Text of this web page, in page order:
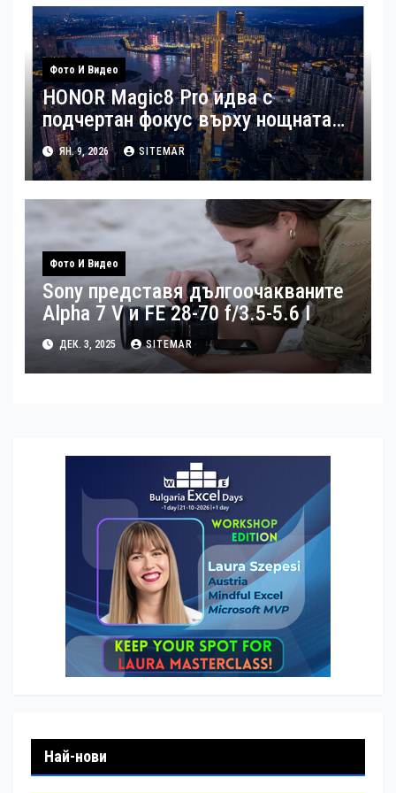
Фото И Видео
HONOR Magic8 Pro идва с
подчертан фокус върху нощната
фотография
ЯН. 9, 2026 SITEMAR
Фото И Видео
Sony представя дългоочакваните
Alpha 7 V и FE 28-70 f/3.5-5.6 I
ДЕК. 3, 2025 SITEMAR
Най-нови